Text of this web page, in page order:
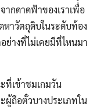
ากดาดฟ้าของเราเพื่อ
าวัตถุดิบในระดับท้อง
างที่ไม่เคยมีที่ไหนมา
ที่เข้าชมเกมวัน
ผู้ถือตั๋วบางประเภทใน